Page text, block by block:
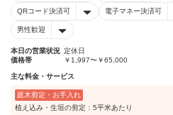
QRコード決済可 電子マネー決済可
男性歓迎
本日の営業状況 定休日
価格帯
￥1,997〜￥65,000
主な料金・サービス
庭木剪定・お手入れ
植え込み・生垣の剪定：5平米あたり